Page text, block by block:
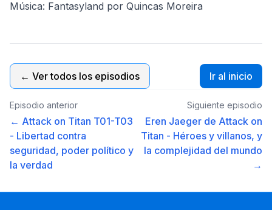
Música: Fantasyland por Quincas Moreira
← Ver todos los episodios Ir al inicio
Episodio anterior
← Attack on Titan T01-T03
- Libertad contra
seguridad, poder político y
la verdad
Siguiente episodio
Eren Jaeger de Attack on
Titan - Héroes y villanos, y
la complejidad del mundo
→